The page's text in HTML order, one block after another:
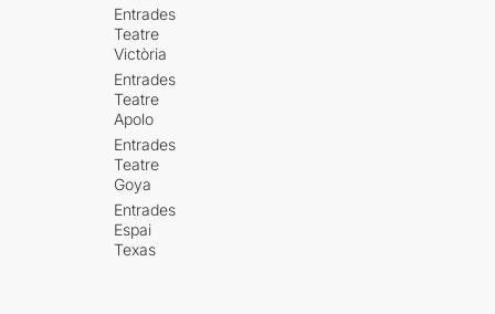
Entrades
Teatre
Victòria
Entrades
Teatre
Apolo
Entrades
Teatre
Goya
Entrades
Espai
Texas